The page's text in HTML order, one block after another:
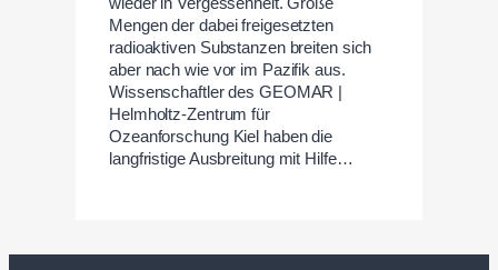
wieder in Vergessenheit. Große
Mengen der dabei freigesetzten
radioaktiven Substanzen breiten sich
aber nach wie vor im Pazifik aus.
Wissenschaftler des GEOMAR |
Helmholtz-Zentrum für
Ozeanforschung Kiel haben die
langfristige Ausbreitung mit Hilfe…